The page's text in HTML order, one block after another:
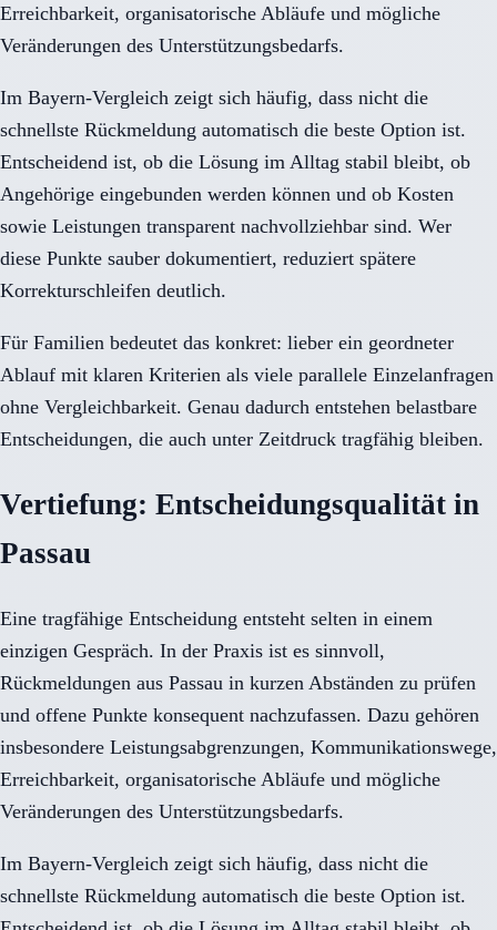
Erreichbarkeit, organisatorische Abläufe und mögliche
Veränderungen des Unterstützungsbedarfs.
Im Bayern-Vergleich zeigt sich häufig, dass nicht die
schnellste Rückmeldung automatisch die beste Option ist.
Entscheidend ist, ob die Lösung im Alltag stabil bleibt, ob
Angehörige eingebunden werden können und ob Kosten
sowie Leistungen transparent nachvollziehbar sind. Wer
diese Punkte sauber dokumentiert, reduziert spätere
Korrekturschleifen deutlich.
Für Familien bedeutet das konkret: lieber ein geordneter
Ablauf mit klaren Kriterien als viele parallele Einzelanfragen
ohne Vergleichbarkeit. Genau dadurch entstehen belastbare
Entscheidungen, die auch unter Zeitdruck tragfähig bleiben.
Vertiefung: Entscheidungsqualität in
Passau
Eine tragfähige Entscheidung entsteht selten in einem
einzigen Gespräch. In der Praxis ist es sinnvoll,
Rückmeldungen aus Passau in kurzen Abständen zu prüfen
und offene Punkte konsequent nachzufassen. Dazu gehören
insbesondere Leistungsabgrenzungen, Kommunikationswege,
Erreichbarkeit, organisatorische Abläufe und mögliche
Veränderungen des Unterstützungsbedarfs.
Im Bayern-Vergleich zeigt sich häufig, dass nicht die
schnellste Rückmeldung automatisch die beste Option ist.